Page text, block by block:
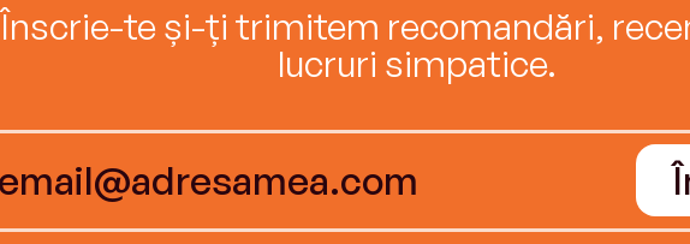
Înscrie-te și-ți trimitem recomandări,
lucruri simpatice.